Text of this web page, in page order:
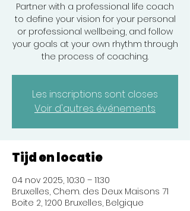
Partner with a professional life coach
to define your vision for your personal
or professional wellbeing, and follow
your goals at your own rhythm through
the process of coaching.
Les inscriptions sont closes
Voir d'autres événements
Tijd en locatie
04 nov 2025, 10:30 – 11:30
Bruxelles, Chem. des Deux Maisons 71
Boite 2, 1200 Bruxelles, Belgique